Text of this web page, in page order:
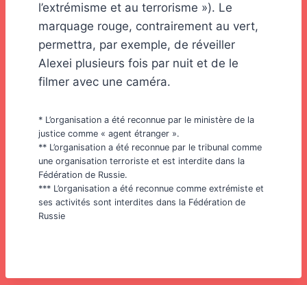
l’extrémisme et au terrorisme »). Le
marquage rouge, contrairement au vert,
permettra, par exemple, de réveiller
Alexei plusieurs fois par nuit et de le
filmer avec une caméra.
* L’organisation a été reconnue par le ministère de la
justice comme « agent étranger ».
** L’organisation a été reconnue par le tribunal comme
une organisation terroriste et est interdite dans la
Fédération de Russie.
*** L’organisation a été reconnue comme extrémiste et
ses activités sont interdites dans la Fédération de
Russie